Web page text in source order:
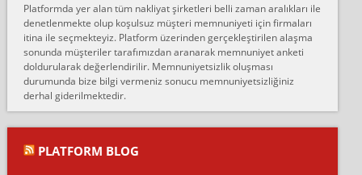
Ankara Alicanlar naklyat tel 5465524025. 2600 TL'ye ankaradan
Konya ya Alicanlar naklyat la anlaştık bu şahıs evin taşınacağı gün
fiyatın mazoto gele...
Fatih kokmese:
Diyarbakır dan eşyamı getirtmek için anlaştım sözleşme yaptım.
Son anda fiyat artırdılar.. mecburiyetten tasittim.. bu kişiler ağrılı
Ali:
Platformda yer alan tüm nakliyat şirketleri belli zaman aralıkları ile
denetlenmekte olup koşulsuz müşteri memnuniyeti için firmaları
itina ile seçmekteyiz. Platform üzerinden gerçekleştirilen alaşma
sonunda müşteriler tarafımızdan aranarak memnuniyet anketi
doldurularak değerlendirilir. Memnuniyetsizlik oluşması
durumunda bize bilgi vermeniz sonucu memnuniyetsizliğiniz
derhal giderilmektedir.
PLATFORM BLOG